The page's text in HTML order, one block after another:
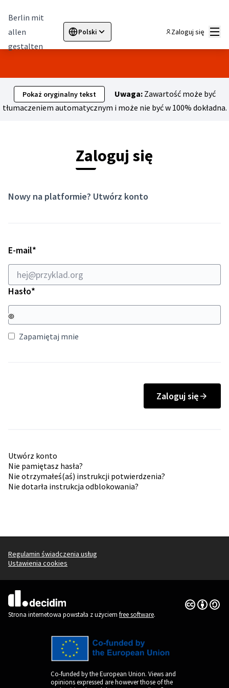
Berlin mit
allen
gestalten
Polski
Sprache wählen Choose languageElegir el idioma
Zaloguj się
Pokaż oryginalny tekst Uwaga:Zawartość może być
tłumaczeniem automatycznym i może nie być w 100% dokładna.
Zaloguj się
Nowy na platformie? Utwórz konto
E-mail*
Hasło*
Zapamiętaj mnie
Zaloguj się
Utwórz konto
Nie pamiętasz hasła?
Nie otrzymałeś(aś) instrukcji potwierdzenia?
Nie dotarła instrukcja odblokowania?
Regulamin świadczenia usług
Ustawienia cookies
(Link zewnętrzny)
Strona internetowa powstała z użyciem free software.
Licencja
(Link
Co-funded by the European Union. Views and
opinions expressed are however those of the